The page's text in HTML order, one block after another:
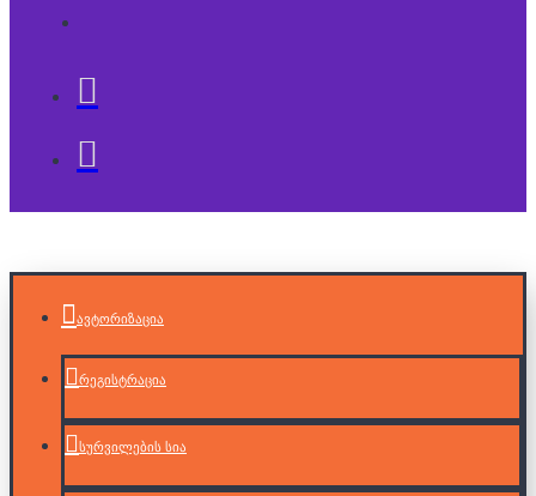
ავტორიზაცია
რეგისტრაცია
სურვილების სია